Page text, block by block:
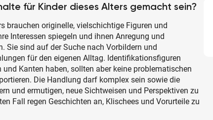
für Kinder dieses Alters gemacht sein?
brauchen originelle, vielschichtige Figuren und
Interessen spiegeln und ihnen Anregung und
Sie sind auf der Suche nach Vorbildern und
für den eigenen Alltag. Identifikationsfiguren
und Kanten haben, sollten aber keine problematischen
Die Handlung darf komplex sein sowie die
und ermutigen, neue Sichtweisen und Perspektiven zu
Fall regen Geschichten an, Klischees und Vorurteile zu